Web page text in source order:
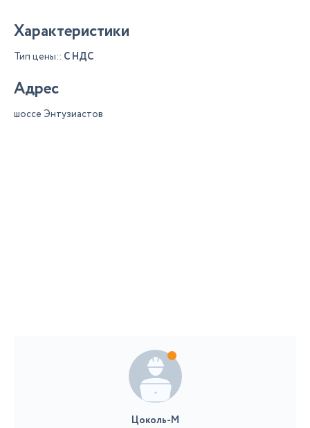
Характеристики
Тип цены:: С НДС
Адрес
шоссе Энтузиастов
Цоколь-М